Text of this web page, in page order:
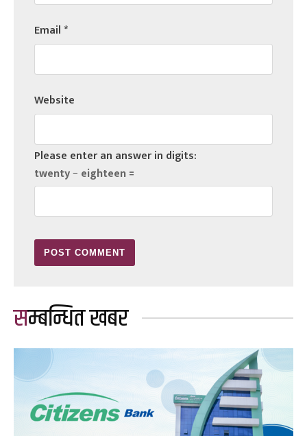
Email*
Website
Please enter an answer in digits:
twenty − eighteen =
सम्बन्धित खबर